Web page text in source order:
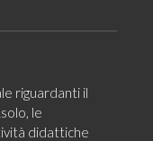
riguardanti il
le
didattiche